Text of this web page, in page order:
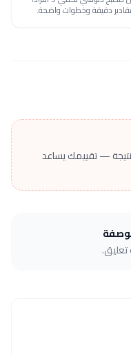
دقيقة وخطوات واضحة.
— تقييمك يساعد
تعليق.